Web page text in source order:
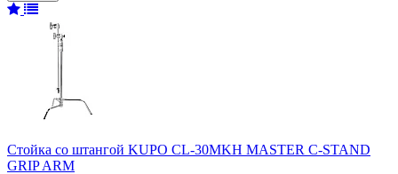
Стойка со штангой KUPO CL-30MKH MASTER C-STAND
GRIP ARM